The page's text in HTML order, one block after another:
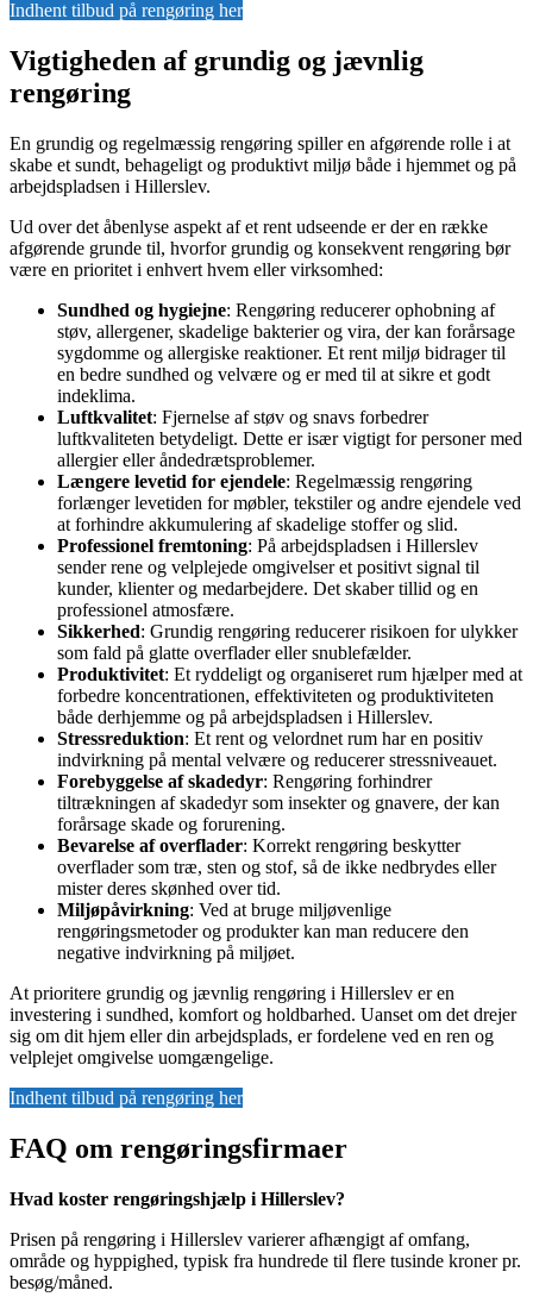
Indhent tilbud på rengøring her
Vigtigheden af grundig og jævnlig
rengøring
En grundig og regelmæssig rengøring spiller en afgørende rolle i at
skabe et sundt, behageligt og produktivt miljø både i hjemmet og på
arbejdspladsen i Hillerslev.
Ud over det åbenlyse aspekt af et rent udseende er der en række
afgørende grunde til, hvorfor grundig og konsekvent rengøring bør
være en prioritet i enhvert hvem eller virksomhed:
Sundhed og hygiejne: Rengøring reducerer ophobning af
støv, allergener, skadelige bakterier og vira, der kan forårsage
sygdomme og allergiske reaktioner. Et rent miljø bidrager til
en bedre sundhed og velvære og er med til at sikre et godt
indeklima.
Luftkvalitet: Fjernelse af støv og snavs forbedrer
luftkvaliteten betydeligt. Dette er især vigtigt for personer med
allergier eller åndedrætsproblemer.
Længere levetid for ejendele: Regelmæssig rengøring
forlænger levetiden for møbler, tekstiler og andre ejendele ved
at forhindre akkumulering af skadelige stoffer og slid.
Professionel fremtoning: På arbejdspladsen i Hillerslev
sender rene og velplejede omgivelser et positivt signal til
kunder, klienter og medarbejdere. Det skaber tillid og en
professionel atmosfære.
Sikkerhed: Grundig rengøring reducerer risikoen for ulykker
som fald på glatte overflader eller snublefælder.
Produktivitet: Et ryddeligt og organiseret rum hjælper med at
forbedre koncentrationen, effektiviteten og produktiviteten
både derhjemme og på arbejdspladsen i Hillerslev.
Stressreduktion: Et rent og velordnet rum har en positiv
indvirkning på mental velvære og reducerer stressniveauet.
Forebyggelse af skadedyr: Rengøring forhindrer
tiltrækningen af skadedyr som insekter og gnavere, der kan
forårsage skade og forurening.
Bevarelse af overflader: Korrekt rengøring beskytter
overflader som træ, sten og stof, så de ikke nedbrydes eller
mister deres skønhed over tid.
Miljøpåvirkning: Ved at bruge miljøvenlige
rengøringsmetoder og produkter kan man reducere den
negative indvirkning på miljøet.
At prioritere grundig og jævnlig rengøring i Hillerslev er en
investering i sundhed, komfort og holdbarhed. Uanset om det drejer
sig om dit hjem eller din arbejdsplads, er fordelene ved en ren og
velplejet omgivelse uomgængelige.
Indhent tilbud på rengøring her
FAQ om rengøringsfirmaer
Hvad koster rengøringshjælp i Hillerslev?
Prisen på rengøring i Hillerslev varierer afhængigt af omfang,
område og hyppighed, typisk fra hundrede til flere tusinde kroner pr.
besøg/måned.